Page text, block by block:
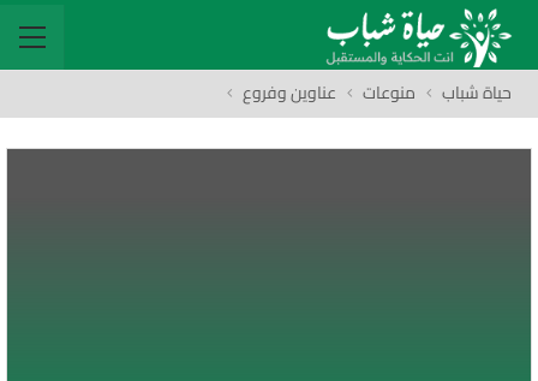
حياة شباب منوعات عناوين وفروع